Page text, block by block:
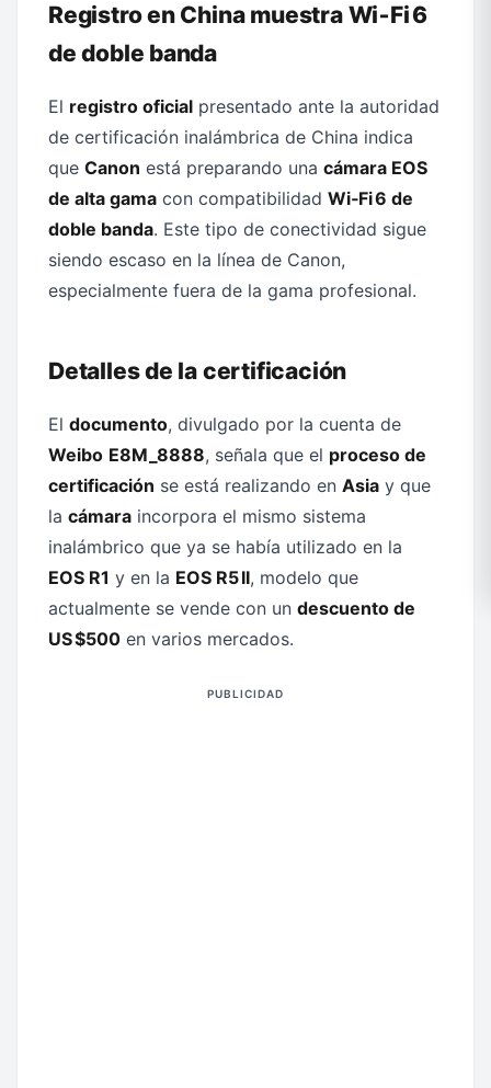
Registro en China muestra Wi‑Fi 6
de doble banda
El registro oficial presentado ante la autoridad
de certificación inalámbrica de China indica
que Canon está preparando una cámara EOS
de alta gama con compatibilidad Wi‑Fi 6 de
doble banda. Este tipo de conectividad sigue
siendo escaso en la línea de Canon,
especialmente fuera de la gama profesional.
Detalles de la certificación
El documento, divulgado por la cuenta de
Weibo E8M_8888, señala que el proceso de
certificación se está realizando en Asia y que
la cámara incorpora el mismo sistema
inalámbrico que ya se había utilizado en la
EOS R1 y en la EOS R5 II, modelo que
actualmente se vende con un descuento de
US $500 en varios mercados.
PUBLICIDAD